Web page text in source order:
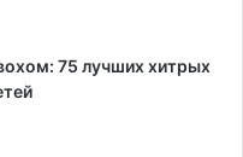
75 лучших хитрых